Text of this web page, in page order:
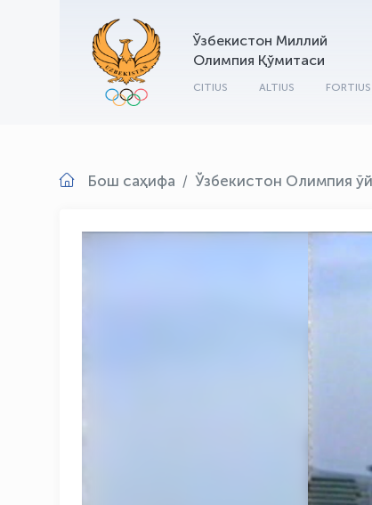
Ўзбекистон Миллий
Олимпия Қўмитаси
CITIUS ALTIUS FORTIUS
Бош саҳифа Ўзбекистон Олимпия